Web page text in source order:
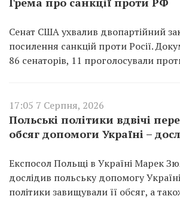
Сенат США ухвалив двопартійний
посилення санкцій проти Росії.
86 сенаторів, 11 проголосували
17:05 7 Серпня, 2026
Польські політики вдвічі
обсяг допомоги Україні –
Експосол Польщі в Україні Марек
дослідив польську допомогу
політики завищували її обсяг, а